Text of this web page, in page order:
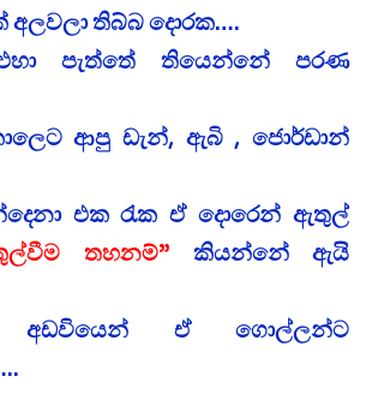
අලවලා තිබ්බ දොරක….
පැත්තේ තියෙන්නේ පරණ
ආපු ඩැන්, ඇබි , ජොර්ඩාන්
එක රැක ඒ දොරෙන් ඇතුල්
තහනම්” කියන්නේ ඇයි
ඒ ගොල්ලන්ට